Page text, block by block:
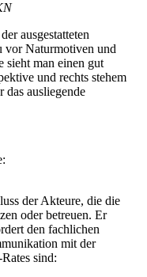
der Akteure, die die
oder betreuen. Er
den fachlichen
mit der
sind: